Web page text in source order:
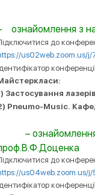
ознайомлення з
до
://us02web.zoom.us/j/
Застосування
Pneumo-Music.
–
до
://us04web.zoom.us/j/